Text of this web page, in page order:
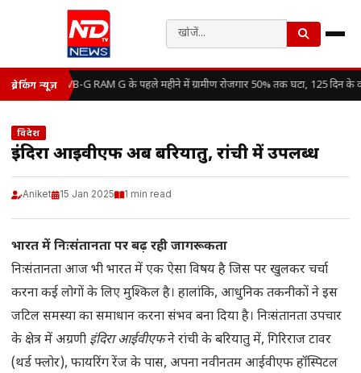
ब्रेकिंग न्यूज़ VB-G RAM G के पहले महीने में ग्रामीण रोजगार 50% तक घटा, 125 दिन के
विदेश
इंदिरा आईवीएफ अब बरियातु, रांची में उपलब्ध
Aniket 15 Jan 2025 1 min read
भारत में निःसंतानता पर बढ़ रही जागरूकता
निःसंतानता आज भी भारत में एक ऐसा विषय है जिस पर खुलकर चर्चा
करना कई लोगों के लिए मुश्किल है। हालांकि, आधुनिक तकनीकों ने इस
जटिल समस्या का समाधान करना संभव बना दिया है। निःसंतानता उपचार
के क्षेत्र में अग्रणी इंदिरा आईवीएफने रांची के बरियातु में, गिरिराज टावर
(थर्ड फ्लोर), फायरिंग रेंज के पास, अपना नवीनतम आईवीएफ हॉस्पिटल